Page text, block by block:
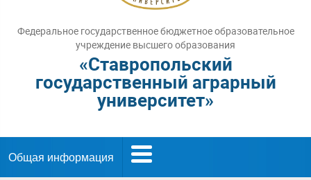
Федеральное государственное бюджетное образовательное
учреждение высшего образования
«Ставропольский
государственный аграрный
университет»
Общая информация